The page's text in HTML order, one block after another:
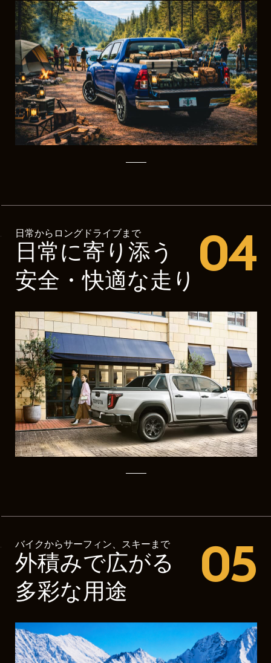
04
日常からロングドライブまで
日常に寄り添う
安全・快適な走り
05
バイクからサーフィン、スキーまで
外積みで広がる
多彩な用途